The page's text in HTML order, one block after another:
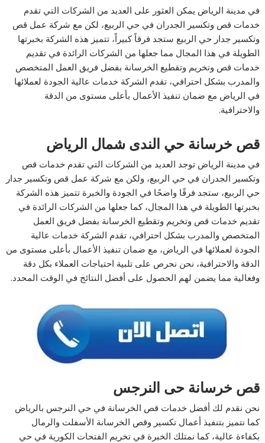
في مدينة الرياض يمكن العثور على العديد من الشركات التي تقدم
خدمات قص وتكسير الجدران في حي الربيع، لكن مع شركة عمل قص
وتكسير جدار حي الربيع ستجد فرقاً كبيراً، تتميز هذه الشركة بخبرتها
الطويلة في هذا المجال مما جعلها من الشركات الرائدة في تقديم
خدمات قص وتخريم وتقطيع الخرسانة بفضل فريق العمل المتخصص
والمدرب بشكل احترافي، تقدم الشركة خدمات عالية الجودة لعملائها
في الرياض مع ضمان تنفيذ الأعمال بأعلى مستوى من الدقة
والاحترافية.
قص خرسانة حي الندى شمال الرياض
في مدينة الرياض توجد العديد من الشركات التي تقدم خدمات قص
وتكسير الجدران في حي الربيع، ولكن مع شركة عمل قص وتكسير جدار
حي الربيع، ستجد فرقًا واضحًا في الجودة والخبرة تتميز هذه الشركة
بخبرتها الطويلة في هذا المجال، كما جعلها من الشركات الرائدة في
تقديم خدمات قص وتخريم وتقطيع الخرسانة بفضل فريق العمل
المتخصص والمدرب بشكل احترافي، تقدم الشركة خدمات عالية
الجودة لعملائها في الرياض، مع ضمان تنفيذ الأعمال بأعلى مستوى من
الدقة والاحترافية، نحن نحرص على تلبية احتياجات العملاء بكل دقة
وفعالية مما يضمن لهم الحصول على أفضل النتائج في الوقت المحدد.
قص خرسانة حى النرجس
نحن نقدم لك أفضل خدمات قص الخرسانة في حي النرجس بالرياض
كما نتميز بتنفيذ أعمال تكسير وقص الخرسانة الأسفلت والرمال
بكفاءة عالية، كما نمتلك الخبرة في تخريم الفتحات الكورية في حي